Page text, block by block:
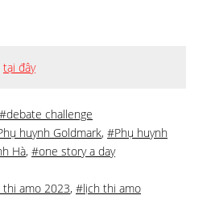
tại đây
#debate challenge
huynh Goldmark, #Phụ huynh
Hà, #one story a day
amo 2023, #lịch thi amo